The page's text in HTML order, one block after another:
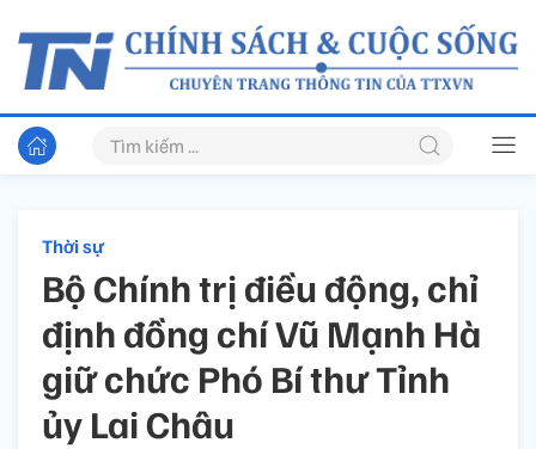
Thời sự
Bộ Chính trị điều động, chỉ
định đồng chí Vũ Mạnh Hà
giữ chức Phó Bí thư Tỉnh
ủy Lai Châu